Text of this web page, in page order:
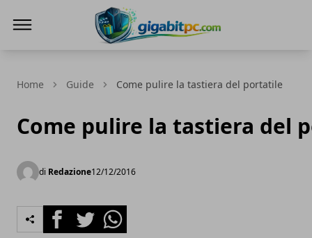
Home Guide Come pulire la tastiera del portatile
Come pulire la tastiera del
di Redazione12/12/2016
FacebookTwitterWhatsapp